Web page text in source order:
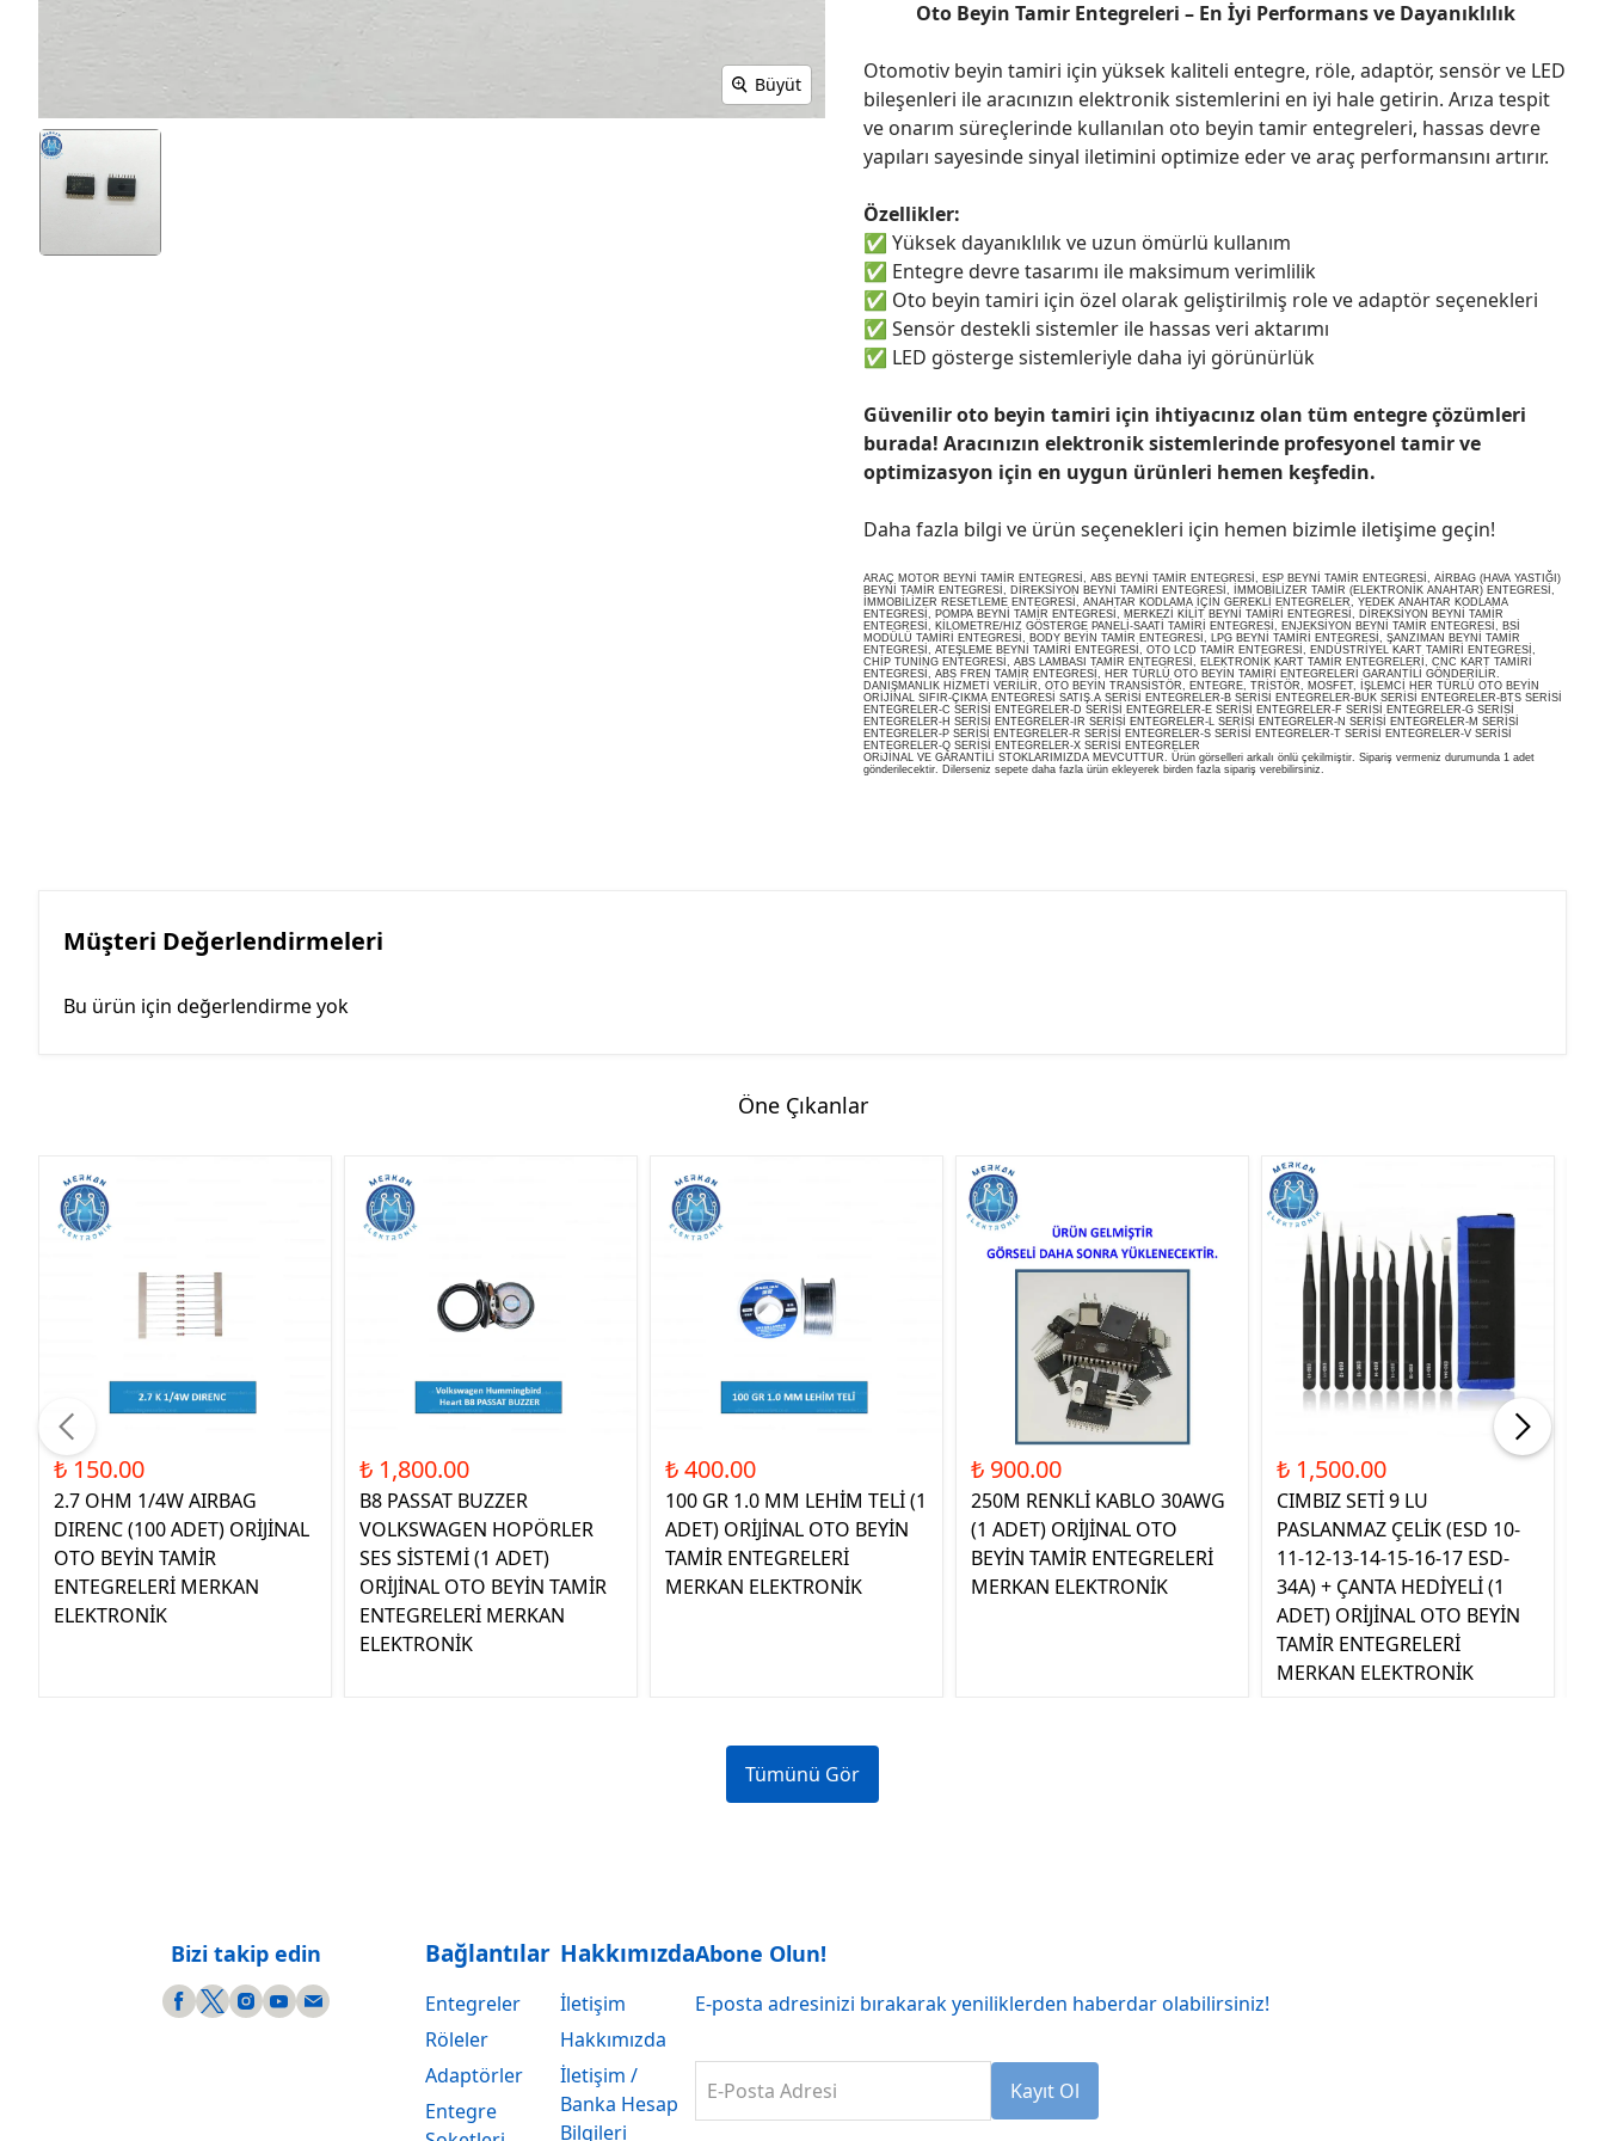
Büyüt
Oto Beyin Tamir Entegreleri – En İyi Performans ve Dayanıklılık
Otomotiv beyin tamiri için yüksek kaliteli entegre, röle, adaptör, sensör ve LED
bileşenleri ile aracınızın elektronik sistemlerini en iyi hale getirin. Arıza tespit
ve onarım süreçlerinde kullanılan oto beyin tamir entegreleri, hassas devre
yapıları sayesinde sinyal iletimini optimize eder ve araç performansını artırır.
Özellikler:
✅ Yüksek dayanıklılık ve uzun ömürlü kullanım
✅ Entegre devre tasarımı ile maksimum verimlilik
✅ Oto beyin tamiri için özel olarak geliştirilmiş role ve adaptör seçenekleri
✅ Sensör destekli sistemler ile hassas veri aktarımı
✅ LED gösterge sistemleriyle daha iyi görünürlük
Güvenilir oto beyin tamiri için ihtiyacınız olan tüm entegre çözümleri
burada! Aracınızın elektronik sistemlerinde profesyonel tamir ve
optimizasyon için en uygun ürünleri hemen keşfedin.
Daha fazla bilgi ve ürün seçenekleri için hemen bizimle iletişime geçin!
ARAÇ MOTOR BEYNİ TAMİR ENTEGRESİ, ABS BEYNİ TAMİR ENTEGRESİ, ESP BEYNİ TAMİR ENTEGRESİ, AİRBAG (HAVA YASTIĞI)
BEYNİ TAMİR ENTEGRESİ, DİREKSİYON BEYNİ TAMİRİ ENTEGRESİ, İMMOBİLİZER TAMİR (ELEKTRONİK ANAHTAR) ENTEGRESİ,
İMMOBİLİZER RESETLEME ENTEGRESİ, ANAHTAR KODLAMA İÇİN GEREKLİ ENTEGRELER, YEDEK ANAHTAR KODLAMA
ENTEGRESİ, POMPA BEYNİ TAMİR ENTEGRESİ, MERKEZİ KİLİT BEYNİ TAMİRİ ENTEGRESİ, DİREKSİYON BEYNİ TAMİR
ENTEGRESİ, KİLOMETRE/HIZ GÖSTERGE PANELİ-SAATİ TAMİRİ ENTEGRESİ, ENJEKSİYON BEYNİ TAMİR ENTEGRESİ, BSİ
MODÜLÜ TAMİRİ ENTEGRESİ, BODY BEYİN TAMİR ENTEGRESİ, LPG BEYNİ TAMİRİ ENTEGRESİ, ŞANZIMAN BEYNİ TAMİR
ENTEGRESİ, ATEŞLEME BEYNİ TAMİRİ ENTEGRESİ, OTO LCD TAMİR ENTEGRESİ, ENDÜSTRİYEL KART TAMİRİ ENTEGRESİ,
CHİP TUNİNG ENTEGRESİ, ABS LAMBASI TAMİR ENTEGRESİ, ELEKTRONİK KART TAMİR ENTEGRELERİ, CNC KART TAMİRİ
ENTEGRESİ, ABS FREN TAMİR ENTEGRESİ, HER TÜRLÜ OTO BEYİN TAMİRİ ENTEGRELERİ GARANTİLİ GÖNDERİLİR.
DANIŞMANLIK HİZMETİ VERİLİR, OTO BEYİN TRANSİSTÖR, ENTEGRE, TRİSTÖR, MOSFET, İŞLEMCİ HER TÜRLÜ OTO BEYİN
ORİJİNAL SIFIR-ÇIKMA ENTEGRESİ SATIŞ.A SERİSİ ENTEGRELER-B SERİSİ ENTEGRELER-BUK SERİSİ ENTEGRELER-BTS SERİSİ
ENTEGRELER-C SERİSİ ENTEGRELER-D SERİSİ ENTEGRELER-E SERİSİ ENTEGRELER-F SERİSİ ENTEGRELER-G SERİSİ
ENTEGRELER-H SERİSİ ENTEGRELER-IR SERİSİ ENTEGRELER-L SERİSİ ENTEGRELER-N SERİSİ ENTEGRELER-M SERİSİ
ENTEGRELER-P SERİSİ ENTEGRELER-R SERİSİ ENTEGRELER-S SERİSİ ENTEGRELER-T SERİSİ ENTEGRELER-V SERİSİ
ENTEGRELER-Q SERİSİ ENTEGRELER-X SERİSİ ENTEGRELER
ORiJİNAL VE GARANTİLİ STOKLARIMIZDA MEVCUTTUR. Ürün görselleri arkalı önlü çekilmiştir. Sipariş vermeniz durumunda 1 adet
gönderilecektir. Dilerseniz sepete daha fazla ürün ekleyerek birden fazla sipariş verebilirsiniz.
Müşteri Değerlendirmeleri
Bu ürün için değerlendirme yok
Öne Çıkanlar
₺ 150.00
2.7 OHM 1/4W AIRBAG
DIRENC (100 ADET) ORİJİNAL
OTO BEYİN TAMİR
ENTEGRELERİ MERKAN
ELEKTRONİK
₺ 1,800.00
B8 PASSAT BUZZER
VOLKSWAGEN HOPÖRLER
SES SİSTEMİ (1 ADET)
ORİJİNAL OTO BEYİN TAMİR
ENTEGRELERİ MERKAN
ELEKTRONİK
₺ 400.00
100 GR 1.0 MM LEHİM TELİ (1
ADET) ORİJİNAL OTO BEYİN
TAMİR ENTEGRELERİ
MERKAN ELEKTRONİK
₺ 900.00
250M RENKLİ KABLO 30AWG
(1 ADET) ORİJİNAL OTO
BEYİN TAMİR ENTEGRELERİ
MERKAN ELEKTRONİK
₺ 1,500.00
CIMBIZ SETİ 9 LU
PASLANMAZ ÇELİK (ESD 10-
11-12-13-14-15-16-17 ESD-
34A) + ÇANTA HEDİYELİ (1
ADET) ORİJİNAL OTO BEYİN
TAMİR ENTEGRELERİ
MERKAN ELEKTRONİK
Tümünü Gör
Bizi takip edin Bağlantılar
Entegreler
Röleler
Adaptörler
Entegre
Hakkımızda
İletişim
Hakkımızda
İletişim /
Banka Hesap
Bilgileri
Abone Olun!
E-posta adresinizi bırakarak yeniliklerden haberdar olabilirsiniz!
E-Posta Adresi Kayıt Ol